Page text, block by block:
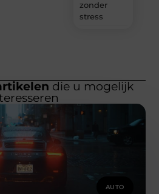
zonder
stress
die u mogelijk
AUTO